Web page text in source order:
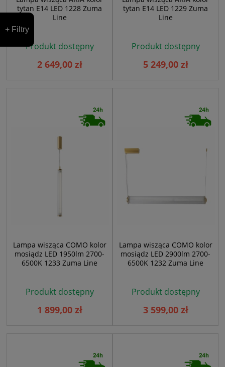
tytan E14 LED 1228 Zuma
Line
Produkt dostępny
2 649,00 zł
tytan E14 LED 1229 Zuma
Line
Produkt dostępny
5 249,00 zł
Lampa wisząca COMO kolor
mosiądz LED 1950lm 2700-
6500K 1233 Zuma Line
Produkt dostępny
1 899,00 zł
Lampa wisząca COMO kolor
mosiądz LED 2900lm 2700-
6500K 1232 Zuma Line
Produkt dostępny
3 599,00 zł
+ Filtry